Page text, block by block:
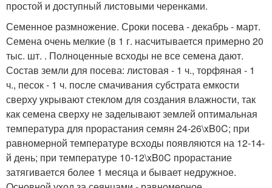
простой и доступный листовыми черенками.
Семенное размножение. Сроки посева - декабрь - март.
Семена очень мелкие (в 1 г. насчитывается примерно 20
тыс. шт. . Полноценные всходы не все семена дают.
Состав земли для посева: листовая - 1 ч., торфяная - 1
ч., песок - 1 ч. после смачивания субстрата емкости
сверху укрывают стеклом для создания влажности, так
как семена сверху не заделывают землей оптимальная
температура для прорастания семян 24-26\xB0C; при
равномерной температуре всходы появляются на 12-14-
й день; при температуре 10-12\xB0C прорастание
затягивается более 1 месяца и бывает недружное.